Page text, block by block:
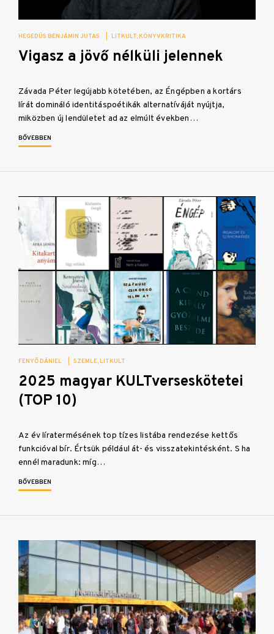
HEGEDÜS BENJÁMIN JUTAS LITKULT KÖNYVKRITIKA
Vigasz a jövő nélküli jelennek
Závada Péter legújabb kötetében, az Éngépben a kortárs
lírát domináló identitáspoétikák alternatíváját nyújtja,
miközben új lendületet ad az elmúlt években…
BŐVEBBEN
FENYŐ DÁNIEL SZEMLE LITKULT
2025 magyar KULTverseskötetei
(TOP 10)
Az év líratermésének top tízes listába rendezése kettős
funkcióval bír. Értsük például át- és visszatekintésként. S ha
ennél maradunk: míg…
BŐVEBBEN